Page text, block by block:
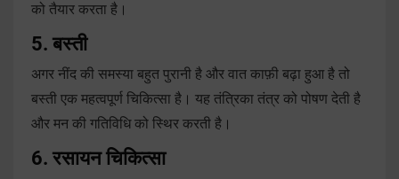
को तैयार करता है।
5. बस्ती
अगर नींद की समस्या बहुत पुरानी है और वात काफ़ी बढ़ा हुआ है तो
बस्ती एक महत्वपूर्ण चिकित्सा है। यह तंत्रिका तंत्र को पोषण देती है
और मन की गतिविधि को स्थिर करती है।
6. रसायन चिकित्सा